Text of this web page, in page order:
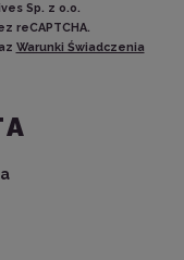
Sp. z o.o.
reCAPTCHA.
Warunki Świadczenia